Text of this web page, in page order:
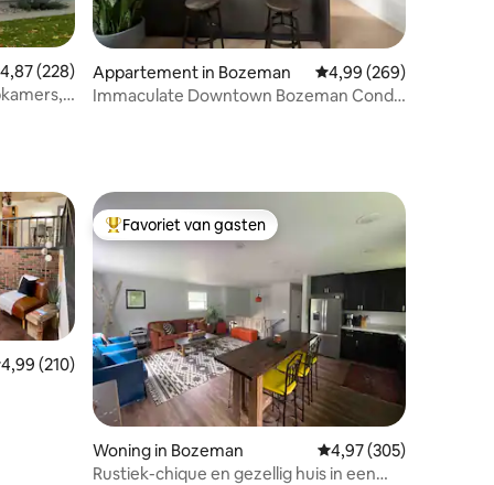
beoordeling van 4,87 uit 5, 228 recensies
4,87 (228)
Appartement in Bozeman Gemiddelde
4,99 (269)
Immaculate Downtown Bozeman Condo
beoordeling van 4,99 uit 5, 210 recensies
4,99 (210)
Topfavoriet van gasten
Favoriet van gasten
Woning in Bozeman Gemiddelde
4,97 (305)
Rustiek-chique en gezellig huis in een